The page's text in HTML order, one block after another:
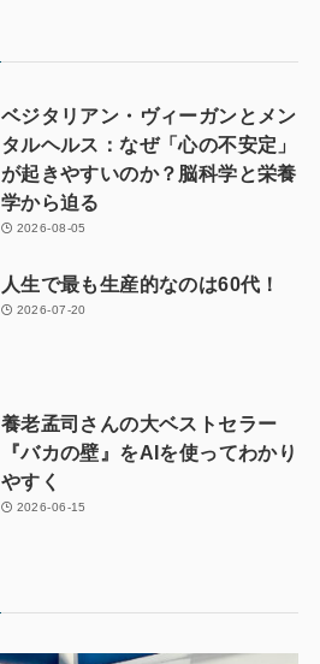
ベジタリアン・ヴィーガンとメン
タルヘルス：なぜ「心の不安定」
が起きやすいのか？脳科学と栄養
学から迫る
2026-08-05
人生で最も生産的なのは60代！
2026-07-20
養老孟司さんの大ベストセラー
『バカの壁』をAIを使ってわかり
やすく
2026-06-15